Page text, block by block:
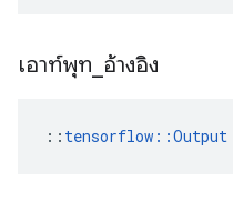
เอาท์พุท อ้างอิง
:: tensorflow::Output